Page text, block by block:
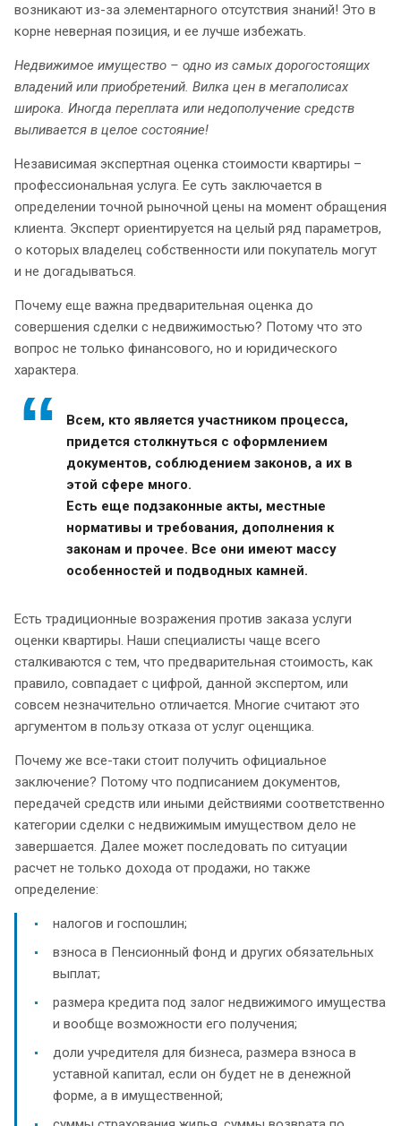
возникают из-за элементарного отсутствия знаний! Это в
корне неверная позиция, и ее лучше избежать.
Недвижимое имущество – одно из самых дорогостоящих
владений или приобретений. Вилка цен в мегаполисах
широка. Иногда переплата или недополучение средств
выливается в целое состояние!
Независимая экспертная оценка стоимости квартиры –
профессиональная услуга. Ее суть заключается в
определении точной рыночной цены на момент обращения
клиента. Эксперт ориентируется на целый ряд параметров,
о которых владелец собственности или покупатель могут
и не догадываться.
Почему еще важна предварительная оценка до
совершения сделки с недвижимостью? Потому что это
вопрос не только финансового, но и юридического
характера.
Всем, кто является участником процесса,
придется столкнуться с оформлением
документов, соблюдением законов, а их в
этой сфере много.
Есть еще подзаконные акты, местные
нормативы и требования, дополнения к
законам и прочее. Все они имеют массу
особенностей и подводных камней.
Есть традиционные возражения против заказа услуги
оценки квартиры. Наши специалисты чаще всего
сталкиваются с тем, что предварительная стоимость, как
правило, совпадает с цифрой, данной экспертом, или
совсем незначительно отличается. Многие считают это
аргументом в пользу отказа от услуг оценщика.
Почему же все-таки стоит получить официальное
заключение? Потому что подписанием документов,
передачей средств или иными действиями соответственно
категории сделки с недвижимым имуществом дело не
завершается. Далее может последовать по ситуации
расчет не только дохода от продажи, но также
определение:
налогов и госпошлин;
взноса в Пенсионный фонд и других обязательных
выплат;
размера кредита под залог недвижимого имущества
и вообще возможности его получения;
доли учредителя для бизнеса, размера взноса в
уставной капитал, если он будет не в денежной
форме, а в имущественной;